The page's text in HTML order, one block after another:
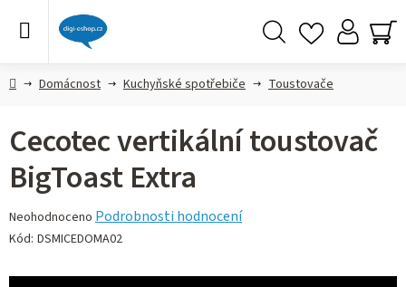
DomůDomácnost Kuchyňské spotřebiče Toustovače
Cecotec vertikální toustovač
BigToast Extra
Průměrné
hodnocení
je
Neohodnoceno Podrobnosti hodnocení
Kód: DSMICEDOMA02